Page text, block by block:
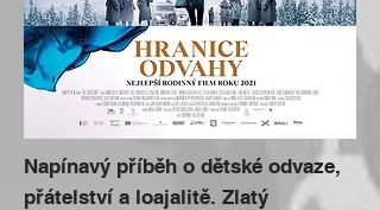
Napínavý příběh o dětské odvaze,
přátelství a loajalitě. Zlatý